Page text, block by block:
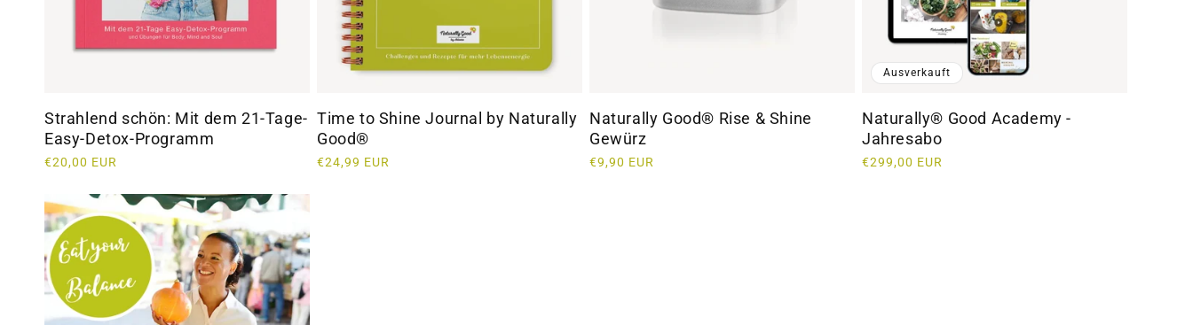
Strahlend schön: Mit dem 21-Tage-
Easy-Detox-Programm
Normaler
€20,00 EUR
Time to Shine Journal by Naturally
Good®
Normaler
€24,99 EUR
Naturally Good® Rise & Shine
Gewürz
Normaler
€9,90 EUR
Ausverkauft
Naturally® Good Academy -
Jahresabo
Normaler
€299,00 EUR